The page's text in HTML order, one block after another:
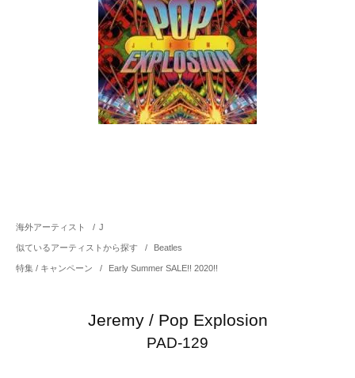
海外アーティスト / J
似ているアーティストから探す / Beatles
特集 / キャンペーン / Early Summer SALE!! 2020!!
Jeremy / Pop Explosion
PAD-129